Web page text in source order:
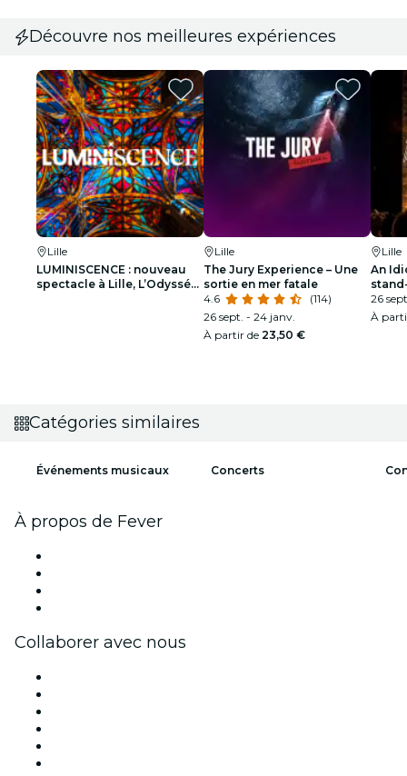
Découvre nos meilleures expériences
Lille
LUMINISCENCE : nouveau
spectacle à Lille, L’Odyssée
Lille
The Jury Experience – Une
sortie en mer fatale
4.6
(114)
26 sept. - 24 janv.
À partir de 23,50 €
Lille
An
26
À
Catégories similaires
Événements musicaux Concerts
À propos de Fever
Collaborer avec nous